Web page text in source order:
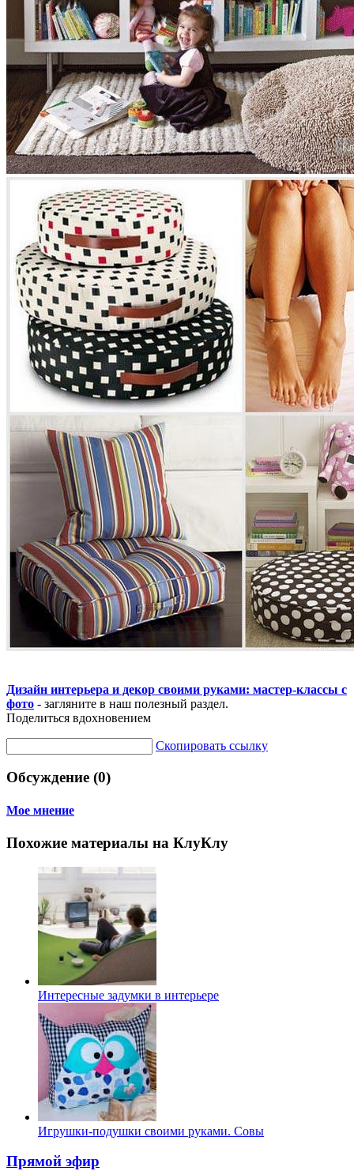
Дизайн интерьера и декор своими руками: мастер-классы с
фото - загляните в наш полезный раздел.
Поделиться вдохновением
Скопировать ссылку
Обсуждение (0)
Мое мнение
Похожие материалы на КлуКлу
Интересные задумки в интерьере
Игрушки-подушки своими руками. Совы
Прямой эфир